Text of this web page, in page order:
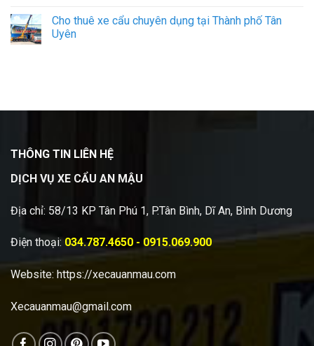
Cho thuê xe cẩu chuyên dụng tại Thành phố Tân
Uyên
THÔNG TIN LIÊN HỆ
DỊCH VỤ XE CẨU AN MẬU
Địa chỉ: 58/13 KP Tân Phú 1, P.Tân Bình, Dĩ An, Bình Dương
Điện thoại: 034.787.4650 - 0915.069.900
Website: https://xecauanmau.com
Xecauanmau@gmail.com